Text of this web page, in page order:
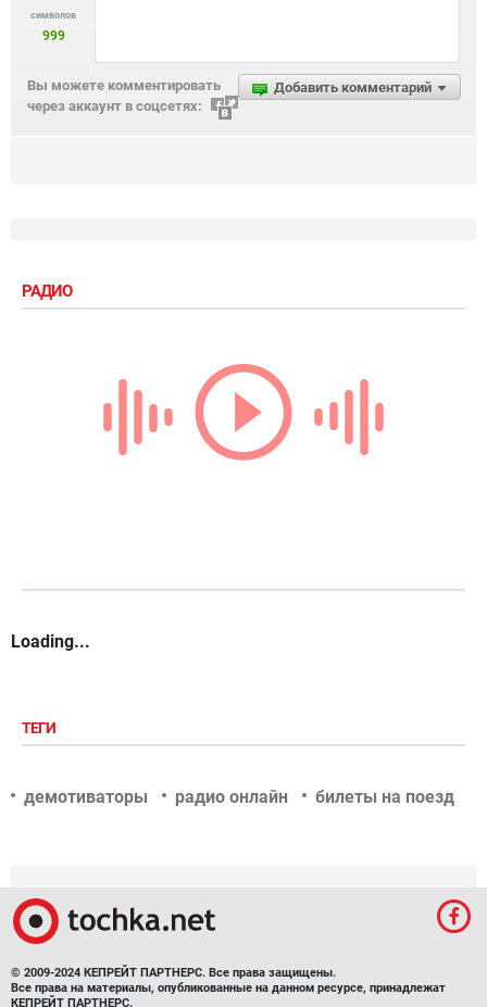
символов
999
Добавить комментарий
Вы можете комментировать
через аккаунт в соцсетях:
РАДИО
Loading...
ТЕГИ
демотиваторы радио онлайн билеты на поезд
© 2009-2024 КЕПРЕЙТ ПАРТНЕРС. Все права защищены.
Все права на материалы, опубликованные на данном ресурсе, принадлежат
КЕПРЕЙТ ПАРТНЕРС.